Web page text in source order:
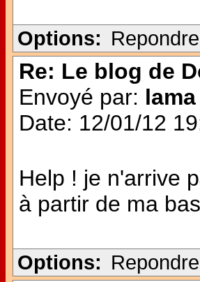
Options:
Re: Le blog de
Envoyé par: lama
Date: 12/01/12
Help ! je n'arrive
à partir de ma
Options: